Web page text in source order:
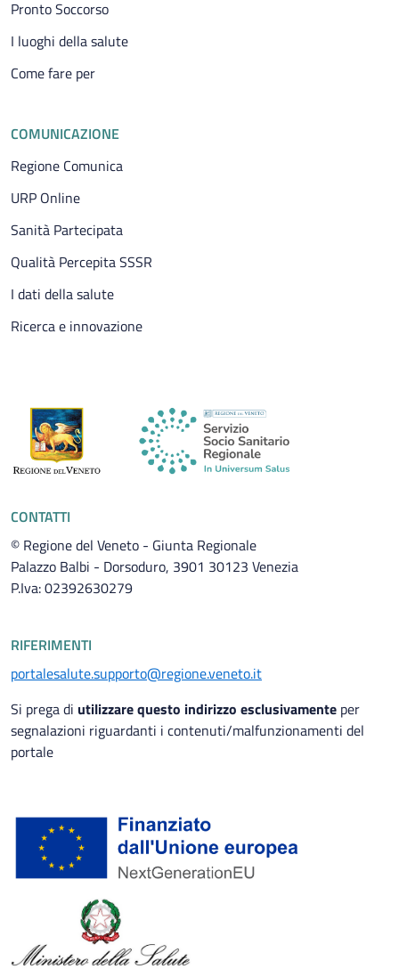
Pronto Soccorso
I luoghi della salute
Come fare per
COMUNICAZIONE
Regione Comunica
URP Online
Sanità Partecipata
Qualità Percepita SSSR
I dati della salute
Ricerca e innovazione
CONTATTI
© Regione del Veneto - Giunta Regionale
Palazzo Balbi - Dorsoduro, 3901 30123 Venezia
P.Iva: 02392630279
RIFERIMENTI
portalesalute.supporto@regione.veneto.it
Si prega di utilizzare questo indirizzo esclusivamente per
segnalazioni riguardanti i contenuti/malfunzionamenti del
portale